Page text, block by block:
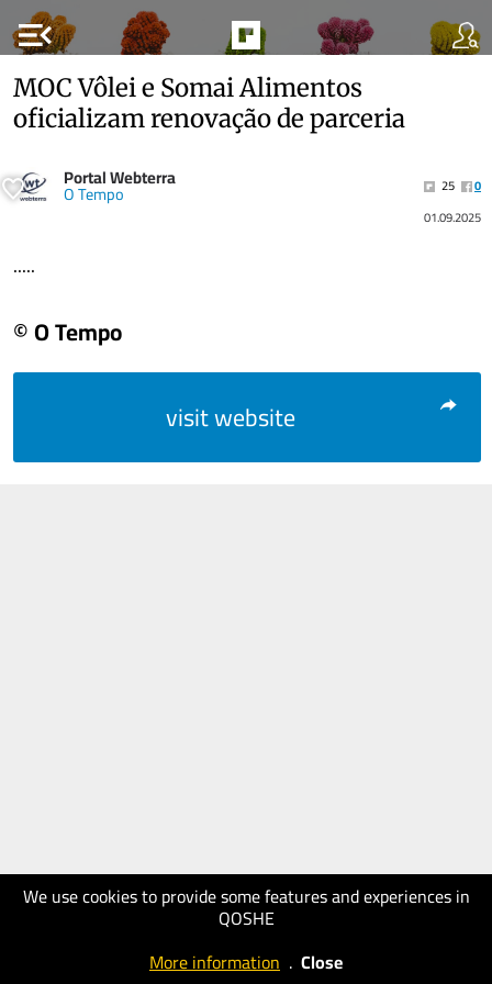
menu_open
We use cookies to provide some features and experiences in
QOSHE
More information . Close
MOC Vôlei e Somai Alimentos
oficializam renovação de parceria
Portal Webterra
O Tempo 25
0
01.09.2025
.....
© O Tempo
visit website